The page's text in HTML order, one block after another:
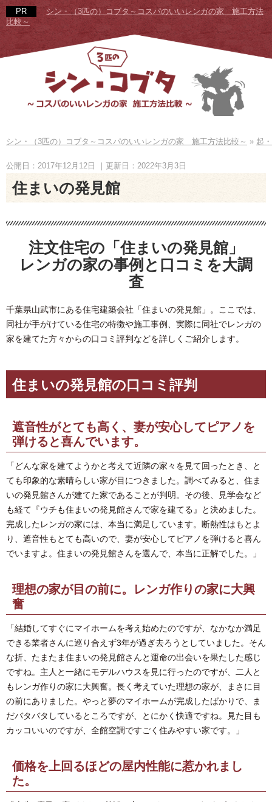
シン・（3匹の）コブタ～コスパのいいレンガの家 施工方法
比較～
シン・（3匹の）コブタ～コスパのいいレンガの家 施工方法比較～ » 起
公開日：2017年12月12日 ｜更新日：2022年3月3日
住まいの発見館
注文住宅の「住まいの発見館」
レンガの家の事例と口コミを大調
査
千葉県山武市にある住宅建築会社「住まいの発見館」。ここでは、
同社が手がけている住宅の特徴や施工事例、実際に同社でレンガの
家を建てた方々からの口コミ評判などを詳しくご紹介します。
住まいの発見館の口コミ評判
遮音性がとても高く、妻が安心してピアノを
弾けると喜んでいます。
「どんな家を建てようかと考えて近隣の家々を見て回ったとき、と
ても印象的な素晴らしい家が目につきました。調べてみると、住ま
いの発見館さんが建てた家であることが判明。その後、見学会など
も経て『ウチも住まいの発見館さんで家を建てる』と決めました。
完成したレンガの家には、本当に満足しています。断熱性はもとよ
り、遮音性もとても高いので、妻が安心してピアノを弾けると喜ん
でいますよ。住まいの発見館さんを選んで、本当に正解でした。」
理想の家が目の前に。レンガ作りの家に大興
奮
「結婚してすぐにマイホームを考え始めたのですが、なかなか満足
できる業者さんに巡り合えず3年が過ぎ去ろうとしていました。そん
な折、たまたま住まいの発見館さんと運命の出会いを果たした感じ
ですね。主人と一緒にモデルハウスを見に行ったのですが、二人と
もレンガ作りの家に大興奮。長く考えていた理想の家が、まさに目
の前にありました。やっと夢のマイホームが完成したばかりで、ま
だバタバタしているところですが、とにかく快適ですね。見た目も
カッコいいのですが、全館空調ですごく住みやすい家です。」
価格を上回るほどの屋内性能に惹かれまし
た。